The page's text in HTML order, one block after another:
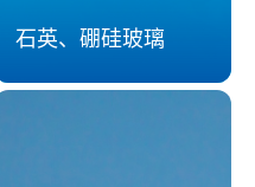
石英、硼硅玻璃